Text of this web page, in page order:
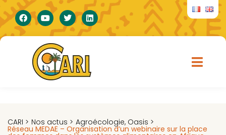
CARI > Nos actus > Agroécologie, Oasis >
Réseau MEDAE – Organisation d’un webinaire sur la place